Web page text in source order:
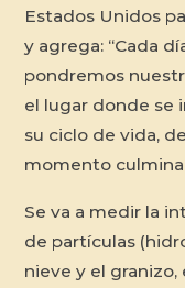
Estados Unidos
y agrega: “Cada
pondremos
el lugar donde se
su ciclo de vida,
momento
Se va a medir la
de partículas
nieve y el